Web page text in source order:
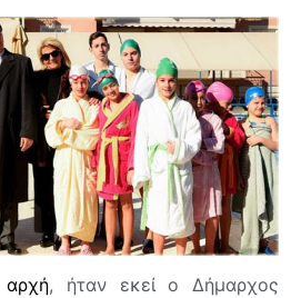
, ήταν εκεί ο Δήμαρχος